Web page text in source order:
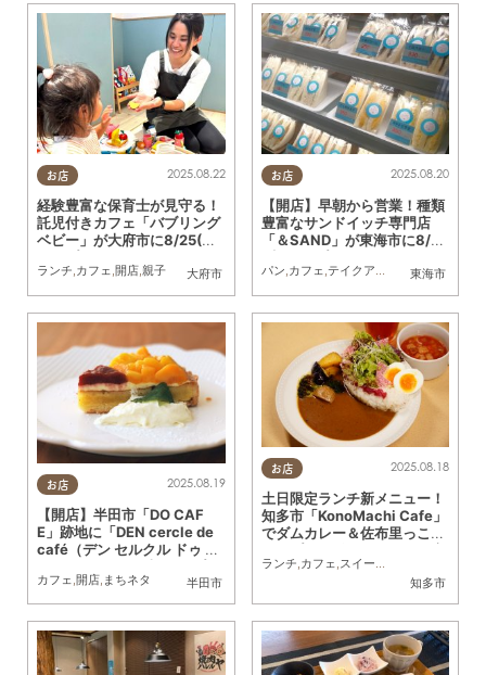
お店
大府市
2025.08.22
経験豊富な保育士が見守る！
託児付きカフェ「バブリング
ベビー」が大府市に8/25(月)
ランチ,カフェ,開店,親子
お店
東海市
2025.08.20
【開店】早朝から営業！種類
豊富なサンドイッチ専門店
「＆SAND」が東海市に8/20
パン,カフェ,テイクアウト 開店,まちネタ
お店
半田市
2025.08.19
【開店】半田市「DO CAF
E」跡地に「DEN cercle de
café（デン セルクル ドゥ カ
カフェ,開店, まちネタ
お店
知多市
2025.08.18
土日限定ランチ新メニュー！
知多市「KonoMachi Cafe」
でダムカレー＆佐布里っこた
告
ランチ,カフェ,スイーツ